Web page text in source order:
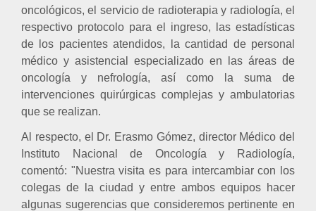
oncológicos, el servicio de radioterapia y radiología, el
respectivo protocolo para el ingreso, las estadísticas
de los pacientes atendidos, la cantidad de personal
médico y asistencial especializado en las áreas de
oncología y nefrología, así como la suma de
intervenciones quirúrgicas complejas y ambulatorias
que se realizan.
Al respecto, el Dr. Erasmo Gómez, director Médico del
Instituto Nacional de Oncología y Radiología,
comentó: "Nuestra visita es para intercambiar con los
colegas de la ciudad y entre ambos equipos hacer
algunas sugerencias que consideremos pertinente en